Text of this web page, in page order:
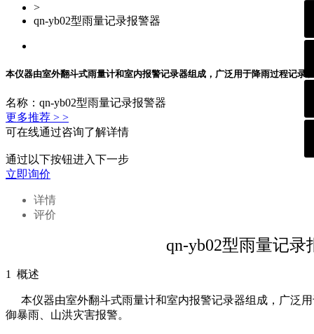
>
qn-yb02型雨量记录报警器
本仪器由室外翻斗式雨量计和室内报警记录器组成，广泛用于降雨过程记录
名称：qn-yb02型雨量记录报警器
更多推荐 > >
可在线通过咨询了解详情
通过以下按钮进入下一步
立即询价
详情
评价
qn-yb02型雨量记录
1 概述
本仪器由室外翻斗式雨量计和室内报警记录器组成，广泛
御暴雨、山洪灾害报警。